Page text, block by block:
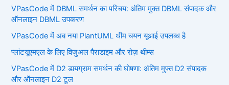
VPasCode में DBML समर्थन का परिचय: अंतिम मुक्त DBML संपादक और
ऑनलाइन DBML उपकरण
VPasCode में अब नया PlantUML थीम चयन यूआई उपलब्ध है
प्लांटयूएमएल के लिए विजुअल पैराडाइम और रोज़ थीम्स
VPasCode में D2 डायग्राम समर्थन की घोषणा: अंतिम मुफ्त D2 संपादक
और ऑनलाइन D2 टूल